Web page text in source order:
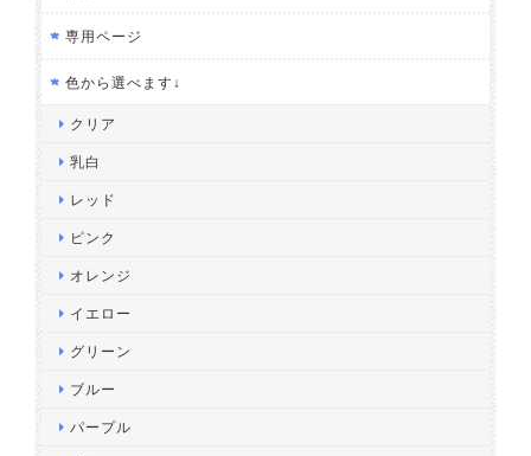
専用ページ
色から選べます↓
クリア
乳白
レッド
ピンク
オレンジ
イエロー
グリーン
ブルー
パープル